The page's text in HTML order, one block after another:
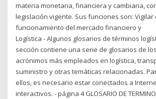
materia monetaria, financiera y cambiaria,
legislación vigente. Sus funciones son: Vigilar
funcionamiento del mercado financiero y
Logística - Algunos glosarios de términos
sección contiene una serie de glosarios de
acrónimos más empleados en logística,
suministro y otras temáticas relacionadas.
ellos, es necesario estar conectados a
interactivos. - página 4 GLOSARIO DE